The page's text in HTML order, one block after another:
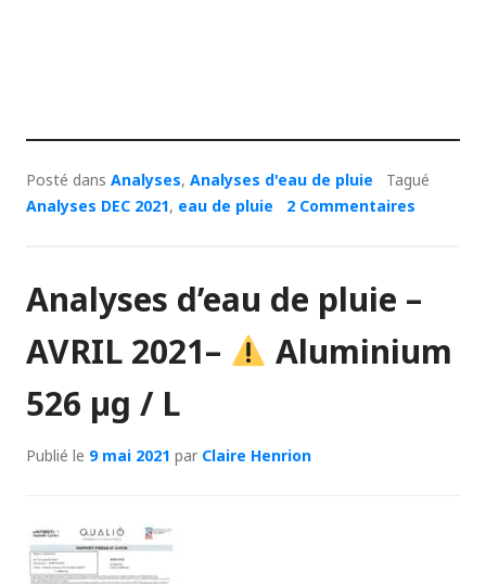
Posté dans Analyses, Analyses d'eau de pluie
Tagué
Analyses DEC 2021, eau de pluie 2 Commentaires
Analyses d’eau de pluie –
AVRIL 2021–
Aluminium
526 µg / L
Publié le 9 mai 2021 par Claire Henrion